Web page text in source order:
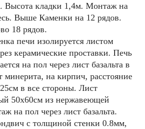
Высота кладки 1,4м. Mонтаж на
Выше Каменки на 12 рядов.
18 рядов.
печи изолируется листом
керамические проставки. Печь
на пол через лист базальта в
минерита, на кирпич, расстояние
в все стороны. Лист
50х60см из нержавеющей
на пол через лист базальта.
с толщиной стенки 0.8мм,